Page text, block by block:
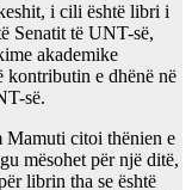
i cili është libri i
Senatit të UNT-së,
akademike
e dhënë në
së.
citoi thënien e
mësohet për një ditë,
librin tha se është